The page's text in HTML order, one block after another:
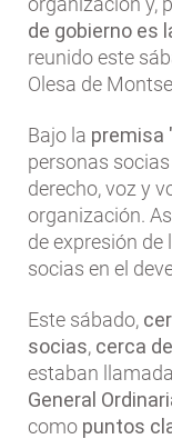
de gobierno es
reunido este
Olesa de
Bajo la premisa
personas
derecho, voz y
organización.
de expresión
socias en el
Este sábado,
socias, cerca
estaban
General
como puntos